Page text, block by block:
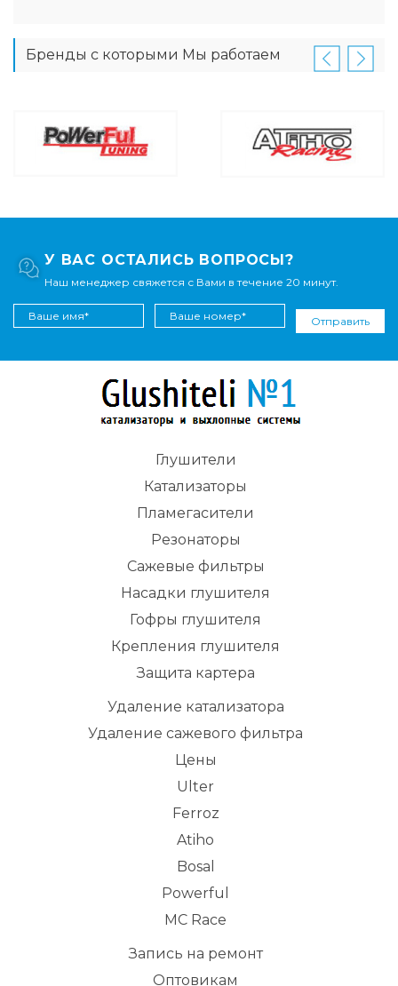
Бренды с которыми Мы работаем
У ВАС ОСТАЛИСЬ ВОПРОСЫ?
Наш менеджер свяжется с Вами в течение 20 минут.
Отправить
Глушители
Катализаторы
Пламегасители
Резонаторы
Сажевые фильтры
Насадки глушителя
Гофры глушителя
Крепления глушителя
Защита картера
Удаление катализатора
Удаление сажевого фильтра
Цены
Ulter
Ferroz
Atiho
Bosal
Powerful
MC Race
Запись на ремонт
Оптовикам